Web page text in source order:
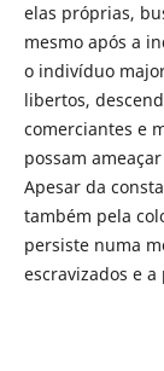
elas próprias,
mesmo após a
o indivíduo
libertos,
comerciantes e
possam
Apesar da
também pela
persiste numa
escravizados e